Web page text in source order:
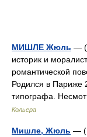
МИШЛЕ Жюль —
историк и
романтической
Родился в Париже
типографа.
Кольера
Мишле, Жюль —